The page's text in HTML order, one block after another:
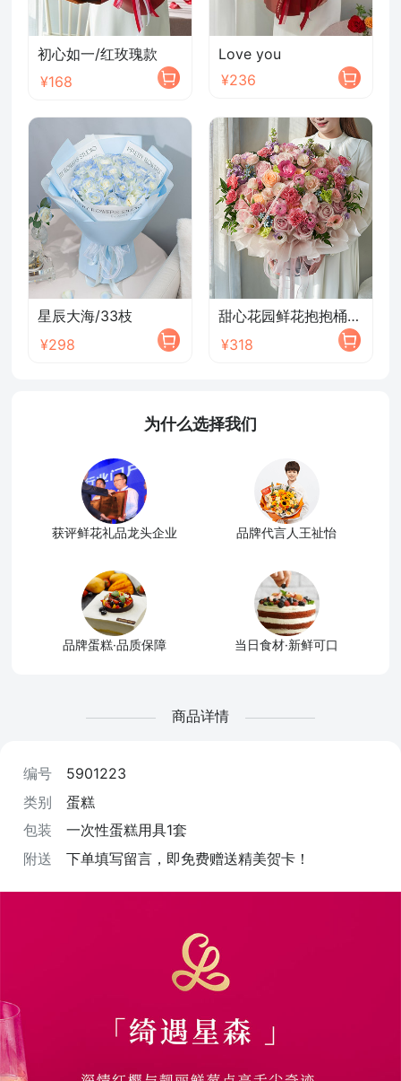
初心如一/红玫瑰款
¥168
Love you
¥236
星辰大海/33枝
¥298
甜心花园鲜花抱抱桶/2026新款
¥318
为什么选择我们
获评鲜花礼品龙头企业 品牌代言人王祉怡
品牌蛋糕·品质保障 当日食材·新鲜可口
商品详情
编号
5901223
类别
蛋糕
包装
一次性蛋糕用具1套
附送
下单填写留言，即免费赠送精美贺卡！